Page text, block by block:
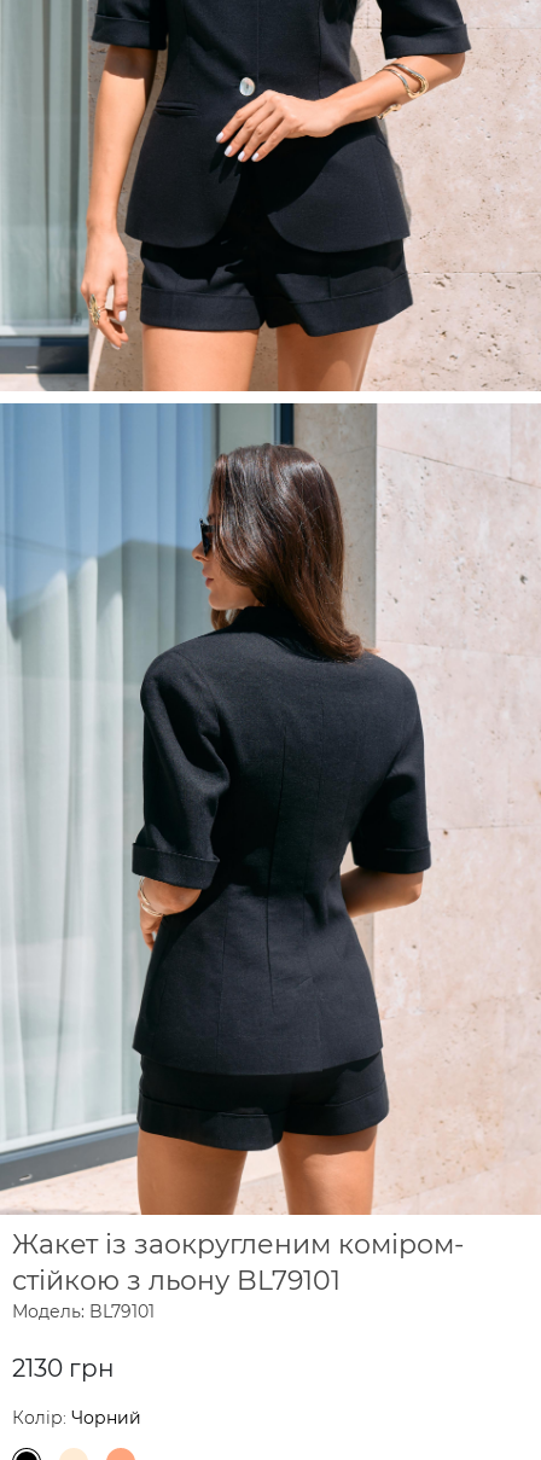
Жакет із заокругленим коміром-
стійкою з льону BL79101
Модель: BL79101
2130 грн
Колір: Чорний